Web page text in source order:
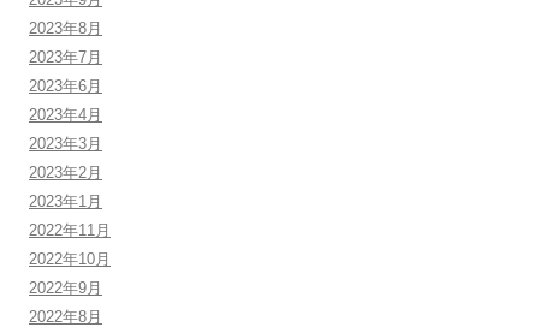
2023年8月
2023年7月
2023年6月
2023年4月
2023年3月
2023年2月
2023年1月
2022年11月
2022年10月
2022年9月
2022年8月